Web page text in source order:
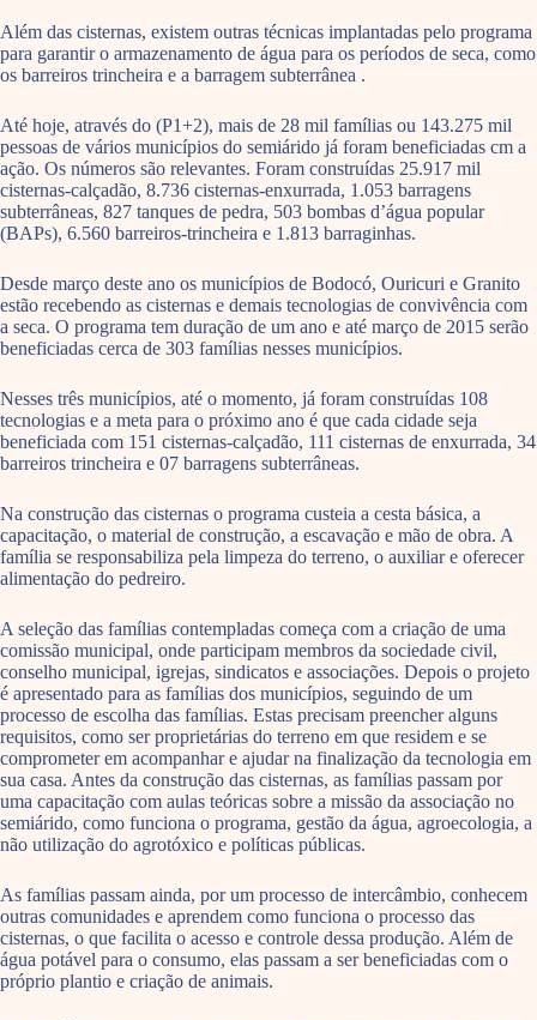
Além das cisternas, existem outras técnicas implantadas pelo programa
para garantir o armazenamento de água para os períodos de seca, como
os barreiros trincheira e a barragem subterrânea .
Até hoje, através do (P1+2), mais de 28 mil famílias ou 143.275 mil
pessoas de vários municípios do semiárido já foram beneficiadas cm a
ação. Os números são relevantes. Foram construídas 25.917 mil
cisternas-calçadão, 8.736 cisternas-enxurrada, 1.053 barragens
subterrâneas, 827 tanques de pedra, 503 bombas d’água popular
(BAPs), 6.560 barreiros-trincheira e 1.813 barraginhas.
Desde março deste ano os municípios de Bodocó, Ouricuri e Granito
estão recebendo as cisternas e demais tecnologias de convivência com
a seca. O programa tem duração de um ano e até março de 2015 serão
beneficiadas cerca de 303 famílias nesses municípios.
Nesses três municípios, até o momento, já foram construídas 108
tecnologias e a meta para o próximo ano é que cada cidade seja
beneficiada com 151 cisternas-calçadão, 111 cisternas de enxurrada, 34
barreiros trincheira e 07 barragens subterrâneas.
Na construção das cisternas o programa custeia a cesta básica, a
capacitação, o material de construção, a escavação e mão de obra. A
família se responsabiliza pela limpeza do terreno, o auxiliar e oferecer
alimentação do pedreiro.
A seleção das famílias contempladas começa com a criação de uma
comissão municipal, onde participam membros da sociedade civil,
conselho municipal, igrejas, sindicatos e associações. Depois o projeto
é apresentado para as famílias dos municípios, seguindo de um
processo de escolha das famílias. Estas precisam preencher alguns
requisitos, como ser proprietárias do terreno em que residem e se
comprometer em acompanhar e ajudar na finalização da tecnologia em
sua casa. Antes da construção das cisternas, as famílias passam por
uma capacitação com aulas teóricas sobre a missão da associação no
semiárido, como funciona o programa, gestão da água, agroecologia, a
não utilização do agrotóxico e políticas públicas.
As famílias passam ainda, por um processo de intercâmbio, conhecem
outras comunidades e aprendem como funciona o processo das
cisternas, o que facilita o acesso e controle dessa produção. Além de
água potável para o consumo, elas passam a ser beneficiadas com o
próprio plantio e criação de animais.